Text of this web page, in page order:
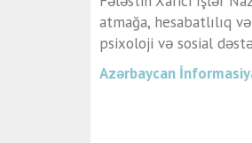
atmağa, hesabatlılıq
psixoloji və sosial
Azərbaycan